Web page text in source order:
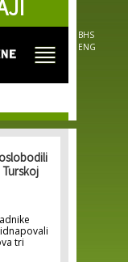
BHS
ENG
tri